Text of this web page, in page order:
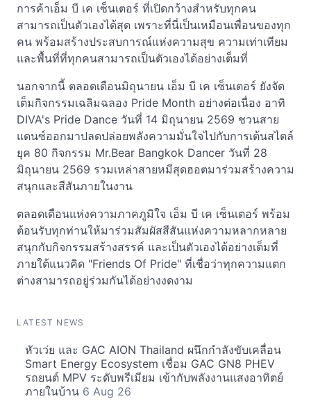
การค้าเอ็ม บี เค เซ็นเตอร์ ที่เปิดกว้างสำหรับทุกคน
สามารถเป็นตัวเองได้สุด เพราะที่นี่เป็นเหมือนเพื่อนของทุก
คน พร้อมสร้างประสบการณ์แห่งความสุข ความเท่าเทียม
และพื้นที่ที่ทุกคนสามารถเป็นตัวเองได้อย่างเต็มที่
นอกจากนี้ ตลอดเดือนมิถุนายน เอ็ม บี เค เซ็นเตอร์ ยังจัด
เต็มกิจกรรมเฉลิมฉลอง Pride Month อย่างต่อเนื่อง อาทิ
DIVA's Pride Dance วันที่ 14 มิถุนายน 2569 ชวนสาย
แดนซ์ออกมาปลดปล่อยพลังความมั่นใจไปกับการเต้นสไตล์
ยุค 80 กิจกรรม Mr.Bear Bangkok Dancer วันที่ 28
มิถุนายน 2569 รวมเหล่าสายหมีสุดฮอตมาร่วมสร้างความ
สนุกและสีสันภายในงาน
ตลอดเดือนแห่งความภาคภูมิใจ เอ็ม บี เค เซ็นเตอร์ พร้อม
ต้อนรับทุกท่านให้มาร่วมสัมผัสสีสันแห่งความหลากหลาย
สนุกกับกิจกรรมสร้างสรรค์ และเป็นตัวเองได้อย่างเต็มที่
ภายใต้แนวคิด "Friends Of Pride" ที่เชื่อว่าทุกความแตก
ต่างสามารถอยู่ร่วมกันได้อย่างงดงาม
LATEST NEWS
หัวเว่ย และ GAC AION Thailand ผนึกกำลังขับเคลื่อน
Smart Energy Ecosystem เชื่อม GAC GN8 PHEV
รถยนต์ MPV ระดับพรีเมียม เข้ากับพลังงานแสงอาทิตย์
ภายในบ้าน 6 Aug 26